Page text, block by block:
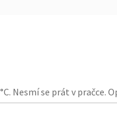
Nesmí se prát v pračce.